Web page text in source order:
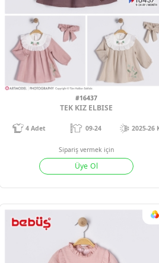
#16437
TEK KIZ ELBISE
4Adet 09-24
Sipariş vermek için